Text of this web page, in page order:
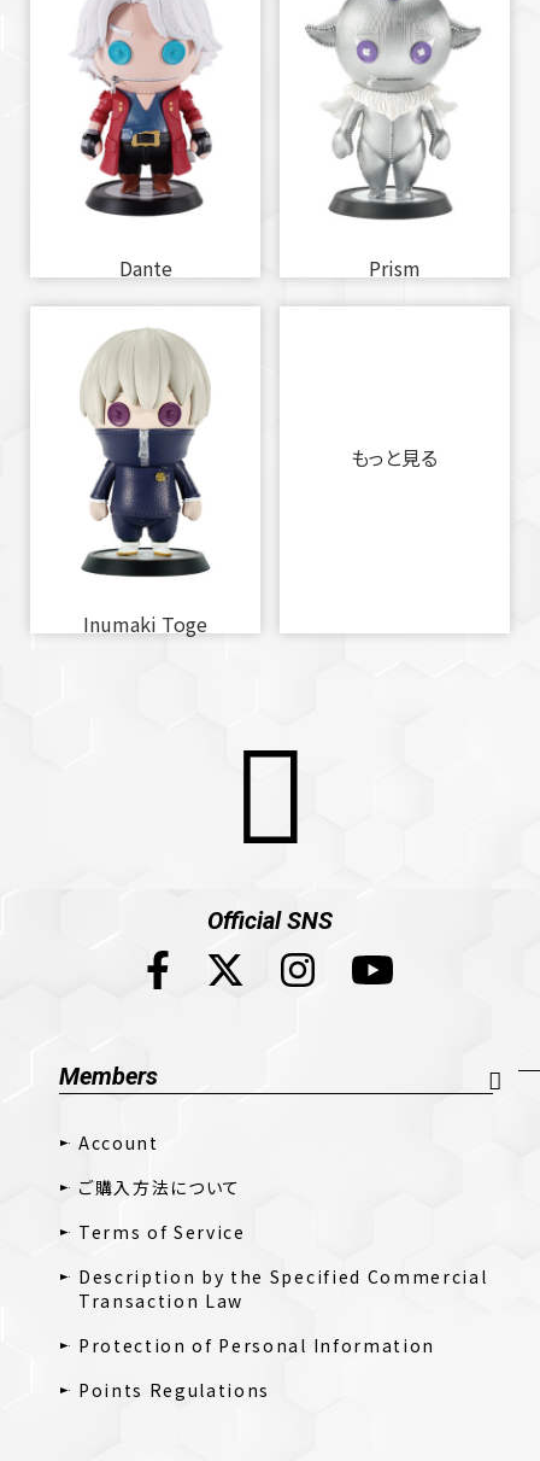
Dante Prism
Inumaki Toge
もっと見る
Official SNS
Members
Account
ご購入方法について
Terms of Service
Description by the Specified Commercial
Transaction Law
Protection of Personal Information
Points Regulations